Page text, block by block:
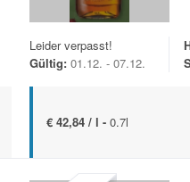
Leider verpasst!
Gültig: 01.12. - 07.12.
€ 42,84 / l - 0.7l